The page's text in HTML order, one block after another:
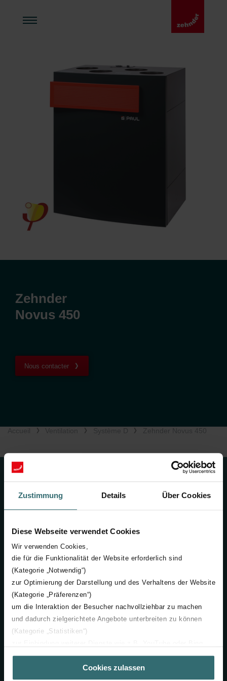
Zustimmung Details Über Cookies
Diese Webseite verwendet Cookies
Wir verwenden Cookies,
die für die Funktionalität der Website erforderlich sind
(Kategorie „Notwendig“)
zur Optimierung der Darstellung und des Verhaltens der Website
(Kategorie „Präferenzen“)
um die Interaktion der Besucher nachvollziehbar zu machen
und dadurch zielgerichtete Angebote unterbreiten zu können
(Kategorie „Statistiken“)
(Kategorie „Marketing“)
Über „Details zeigen“ bzw. die Datenschutzerklärung erhalten
Sie weitere Informationen. Durch die Auswahl der Kategorie
Cookies zulassen
Zehnder
Novus 450
Nous contacter
Contact
Contactez-nous
Zehnder Group België NV/SA
Wayenborgstraat 21
2800 Mechelen
België
Français
Entreprise